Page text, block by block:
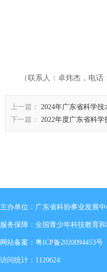
（联系人：卓炜杰，电
上一篇：
2024年广东省科学
下一篇：
2022年度广东省科
主办单位：广东省科协事业发展中
服务保障：全国青少年科技教育
网站备案： 粤ICP备2020094453号
访问统计：1120624